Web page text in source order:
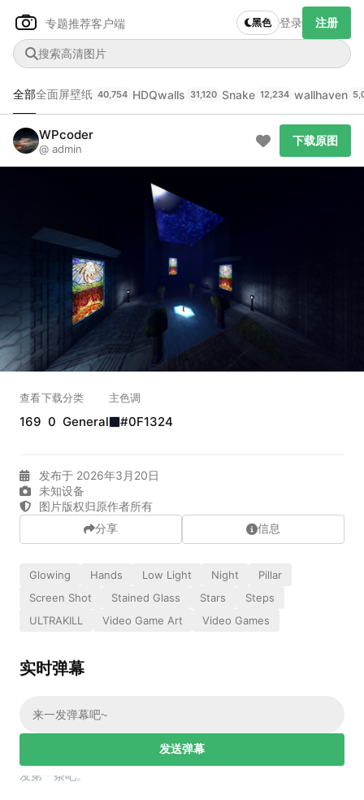
专题推荐客户端 黑色 登录 注册
全部全面屏壁纸 40,754 HDQwalls 31,120 Snake 12,234 wallhaven
WPcoder
@ admin
下载原图
查看
169
下载
0
分类
General
主色调
#0F1324
发布于 2026年3月20日
未知设备
图片版权归原作者所有
分享 信息
Glowing Hands Low Light Night
Pillar
Screen Shot
Stained Glass Stars
Steps
ULTRAKILL
Video Game Art Video Games
实时弹幕
发送弹幕
，发第一条吧。
Author Name 下载原图
未知设备
在主题许可下可免费使用
分享 信息
弹幕会在下方多行滚动展示；匿名发送有数量和频率限制。
加载弹幕...
相关壁纸
正在生成支付二维码...